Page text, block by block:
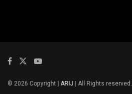
© 2026 Copyright | ARIJ | All Rights reserved.